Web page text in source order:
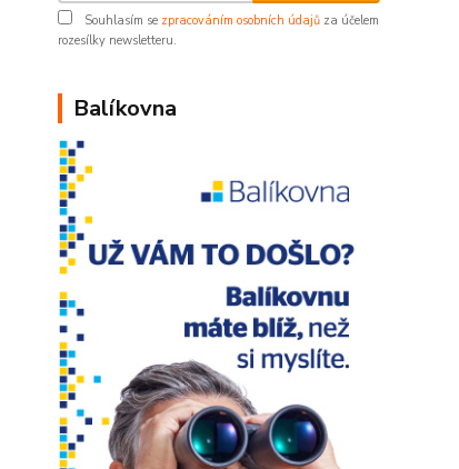
Souhlasím se zpracováním osobních údajů za účelem
rozesílky newsletteru.
Balíkovna